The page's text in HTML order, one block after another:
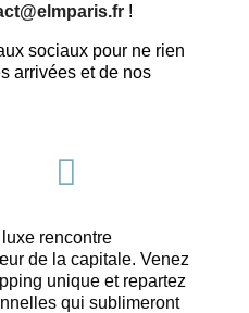
!
sociaux pour ne rien
arrivées et de nos
rencontre
de la capitale. Venez
unique et repartez
qui sublimeront